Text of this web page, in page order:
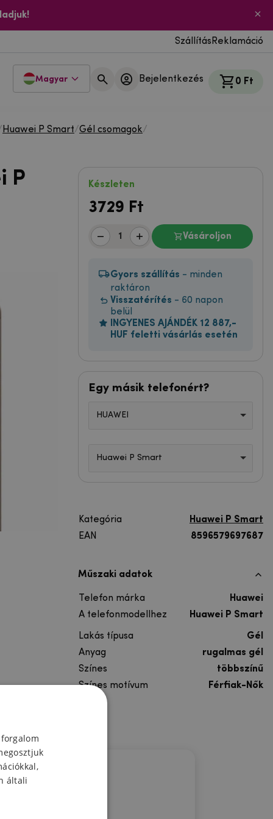
Szállítás Reklamáció
Magyar Bejelentkezés 0 Ft
Huawei P Smart/Gél csomagok/
P Készleten
3729 Ft
Vásároljon
Gyors szállítás - minden
raktáron
Visszatérítés - 60 napon
belül
INGYENES AJÁNDÉK 12 887,-
HUF feletti vásárlás esetén
Egy másik telefonért?
HUAWEI
Huawei P Smart
Kategória
Huawei P Smart
EAN
8596579697687
Műszaki adatok
Telefon márka
Huawei
A telefonmodellhez
Huawei P Smart
Lakás típusa
Gél
Anyag
rugalmas gél
Színes
többszínű
Színes motívum
Férfiak-Nők
általi